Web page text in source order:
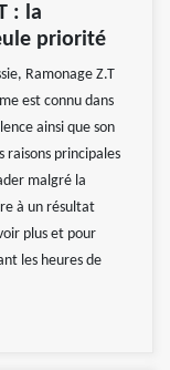
: la
priorité
Ramonage Z.T
est connu dans
ainsi que son
raisons principales
malgré la
à un résultat
plus et pour
les heures de